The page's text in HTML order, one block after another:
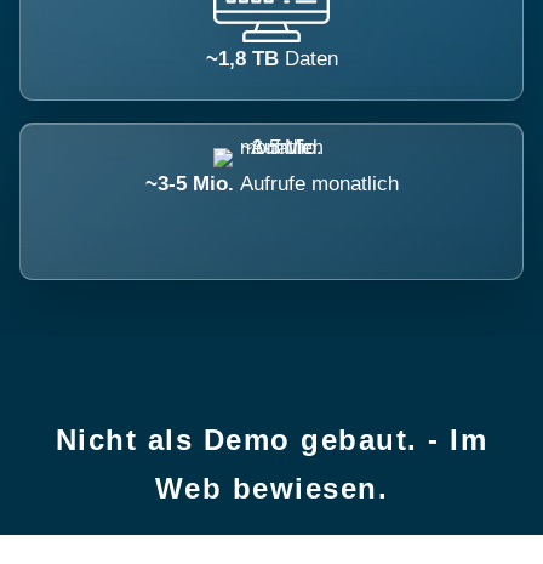
~1,8 TB Daten
~3-5 Mio. Aufrufe monatlich
Nicht als Demo gebaut. - Im
Web bewiesen.